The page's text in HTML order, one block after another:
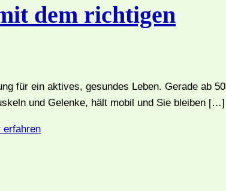
dem richtigen
für ein aktives, gesundes Leben. Gerade ab 50
und Gelenke, hält mobil und Sie bleiben […]
erfahren